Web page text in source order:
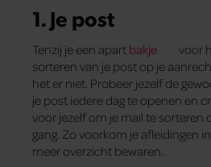
1. Je post
Tenzij je een apart bakje
voor
sorteren van je post op je
het er niet. Probeer jezelf de
je post iedere dag te openen en
voor jezelf om je mail te sorteren
gang. Zo voorkom je afleidingen
meer overzicht bewaren.